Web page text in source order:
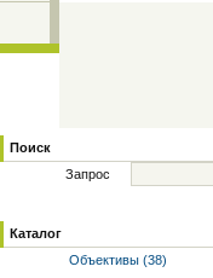
Поиск
Запрос
Каталог
Объективы (38)